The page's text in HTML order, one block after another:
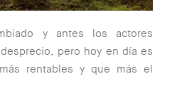
y antes los actores
pero hoy en día es
rentables y que más el